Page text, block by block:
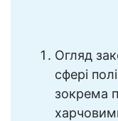
Огляд
сфері
зокрема